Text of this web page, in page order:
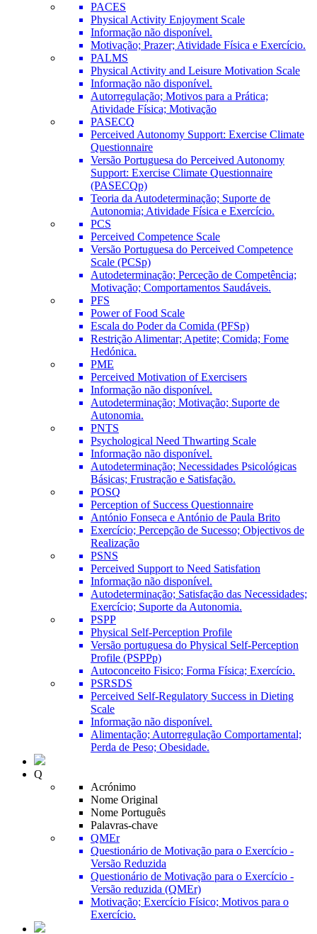
PACES
Physical Activity Enjoyment Scale
Informação não disponível.
Motivação; Prazer; Atividade Física e Exercício.
PALMS
Physical Activity and Leisure Motivation Scale
Informação não disponível.
Autorregulação; Motivos para a Prática;
Atividade Física; Motivação
PASECQ
Perceived Autonomy Support: Exercise Climate
Questionnaire
Versão Portuguesa do Perceived Autonomy
Support: Exercise Climate Questionnaire
(PASECQp)
Teoria da Autodeterminação; Suporte de
Autonomia; Atividade Física e Exercício.
PCS
Perceived Competence Scale
Versão Portuguesa do Perceived Competence
Scale (PCSp)
Autodeterminação; Perceção de Competência;
Motivação; Comportamentos Saudáveis.
PFS
Power of Food Scale
Escala do Poder da Comida (PFSp)
Restrição Alimentar; Apetite; Comida; Fome
Hedónica.
PME
Perceived Motivation of Exercisers
Informação não disponível.
Autodeterminação; Motivação; Suporte de
Autonomia.
PNTS
Psychological Need Thwarting Scale
Informação não disponível.
Autodeterminação; Necessidades Psicológicas
Básicas; Frustração e Satisfação.
POSQ
Perception of Success Questionnaire
António Fonseca e António de Paula Brito
Exercício; Percepção de Sucesso; Objectivos de
Realização
PSNS
Perceived Support to Need Satisfation
Informação não disponível.
Autodeterminação; Satisfação das Necessidades;
Exercício; Suporte da Autonomia.
PSPP
Physical Self-Perception Profile
Versão portuguesa do Physical Self-Perception
Profile (PSPPp)
Autoconceito Fisico; Forma Física; Exercício.
PSRSDS
Perceived Self-Regulatory Success in Dieting
Scale
Informação não disponível.
Alimentação; Autorregulação Comportamental;
Perda de Peso; Obesidade.
Q
Acrónimo
Nome Original
Nome Português
Palavras-chave
QMEr
Questionário de Motivação para o Exercício -
Versão Reduzida
Questionário de Motivação para o Exercício -
Versão reduzida (QMEr)
Motivação; Exercício Físico; Motivos para o
Exercício.